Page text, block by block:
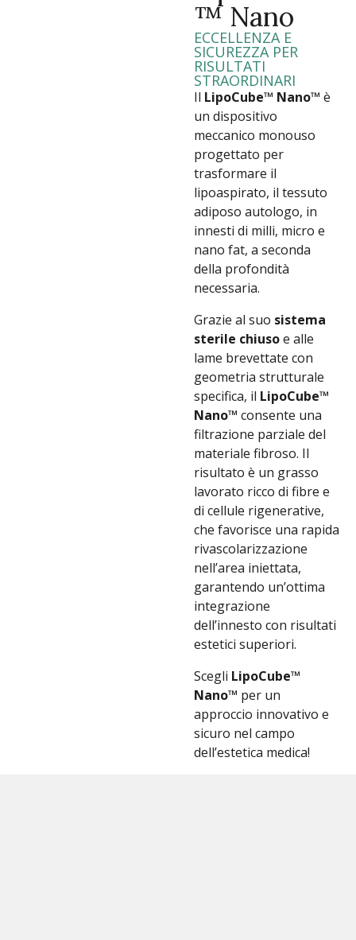
™ Nano
ECCELLENZA E
SICUREZZA PER
RISULTATI
STRAORDINARI
Il LipoCube™ Nano™ è
un dispositivo
meccanico monouso
progettato per
trasformare il
lipoaspirato, il tessuto
adiposo autologo, in
innesti di milli, micro e
nano fat, a seconda
della profondità
necessaria.
Grazie al suo sistema
sterile chiusoe alle
lame brevettate con
geometria strutturale
specifica, il LipoCube™
Nano™ consente una
filtrazione parziale del
materiale fibroso. Il
risultato è un grasso
lavorato ricco di fibre e
di cellule rigenerative,
che favorisce una rapida
rivascolarizzazione
nell’area iniettata,
garantendo un’ottima
integrazione
dell’innesto con risultati
estetici superiori.
Scegli LipoCube™
Nano™ per un
approccio innovativo e
sicuro nel campo
dell’estetica medica!